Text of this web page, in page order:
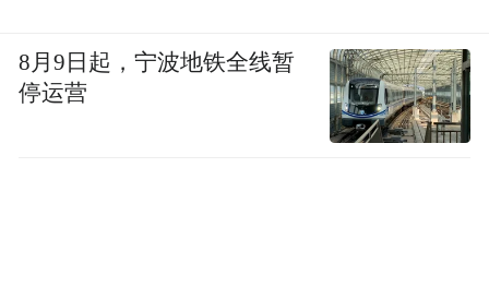
8月9日起，宁波地铁全线暂
停运营